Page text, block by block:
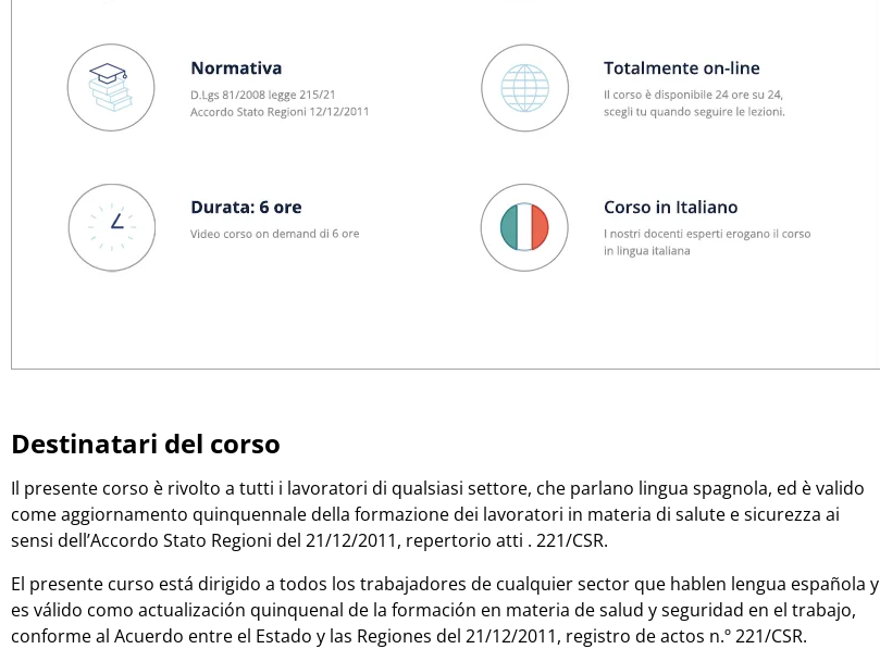
Destinatari del corso
Il presente corso è rivolto a tutti i lavoratori di qualsiasi settore, che parlano lingua spagnola, ed è valido
come aggiornamento quinquennale della formazione dei lavoratori in materia di salute e sicurezza ai
sensi dell’Accordo Stato Regioni del 21/12/2011, repertorio atti . 221/CSR.
El presente curso está dirigido a todos los trabajadores de cualquier sector que hablen lengua española y
es válido como actualización quinquenal de la formación en materia de salud y seguridad en el trabajo,
conforme al Acuerdo entre el Estado y las Regiones del 21/12/2011, registro de actos n.º 221/CSR.